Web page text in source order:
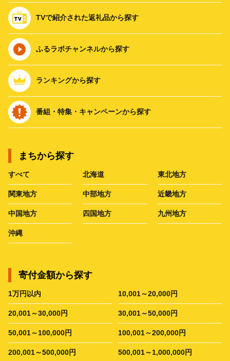
TVで紹介された返礼品から探す
ふるラボチャンネルから探す
ランキングから探す
番組・特集・キャンペーンから探す
まちから探す
すべて 北海道 東北地方
関東地方 中部地方 近畿地方
中国地方 四国地方 九州地方
沖縄
寄付金額から探す
1万円以内 10,001～20,000円
20,001～30,000円 30,001～50,000円
50,001～100,000円 100,001～200,000円
200,001～500,000円 500,001～1,000,000円